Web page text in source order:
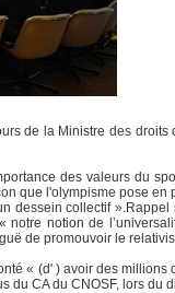
de la Ministre des
des valeurs du
que l'olympisme pose
dessein collectif
notion de
de promouvoir le
« (d' ) avoir des
du CA du CNOSF, lors du